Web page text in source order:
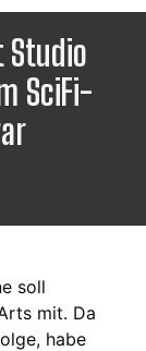
Studio
SciFi-
soll
mit. Da
habe